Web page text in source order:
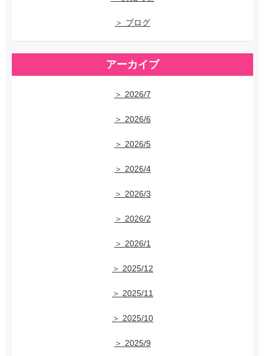
＞ ブログ
アーカイブ
＞ 2026/7
＞ 2026/6
＞ 2026/5
＞ 2026/4
＞ 2026/3
＞ 2026/2
＞ 2026/1
＞ 2025/12
＞ 2025/11
＞ 2025/10
＞ 2025/9